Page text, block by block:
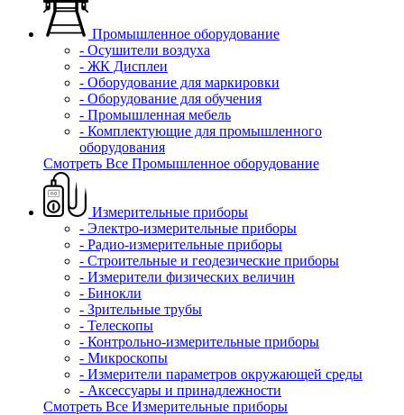
Промышленное оборудование
- Осушители воздуха
- ЖК Дисплеи
- Оборудование для маркировки
- Оборудование для обучения
- Промышленная мебель
- Комплектующие для промышленного
оборудования
Смотреть Все Промышленное оборудование
Измерительные приборы
- Электро-измерительные приборы
- Радио-измерительные приборы
- Строительные и геодезические приборы
- Измерители физических величин
- Бинокли
- Зрительные трубы
- Телескопы
- Контрольно-измерительные приборы
- Микроскопы
- Измерители параметров окружающей среды
- Аксессуары и принадлежности
Смотреть Все Измерительные приборы